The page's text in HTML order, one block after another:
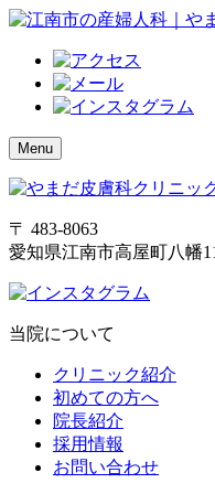
Menu
〒 483-8063
愛知県江南市高屋町八幡
当院について
クリニック紹介
初めての方へ
院長紹介
採用情報
お問い合わせ